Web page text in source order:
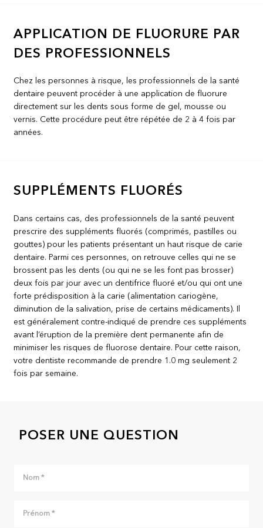
APPLICATION DE FLUORURE PAR
DES PROFESSIONNELS
Chez les personnes à risque, les professionnels de la santé
dentaire peuvent procéder à une application de fluorure
directement sur les dents sous forme de gel, mousse ou
vernis. Cette procédure peut être répétée de 2 à 4 fois par
années.
SUPPLÉMENTS FLUORÉS
Dans certains cas, des professionnels de la santé peuvent
prescrire des suppléments fluorés (comprimés, pastilles ou
gouttes) pour les patients présentant un haut risque de carie
dentaire. Parmi ces personnes, on retrouve celles qui ne se
brossent pas les dents (ou qui ne se les font pas brosser)
deux fois par jour avec un dentifrice fluoré et/ou qui ont une
forte prédisposition à la carie (alimentation cariogène,
diminution de la salivation, prise de certains médicaments). Il
est généralement contre-indiqué de prendre ces suppléments
avant l’éruption de la première dent permanente afin de
minimiser les risques de fluorose dentaire. Pour cette raison,
votre dentiste recommande de prendre 1.0 mg seulement 2
fois par semaine.
POSER UNE QUESTION